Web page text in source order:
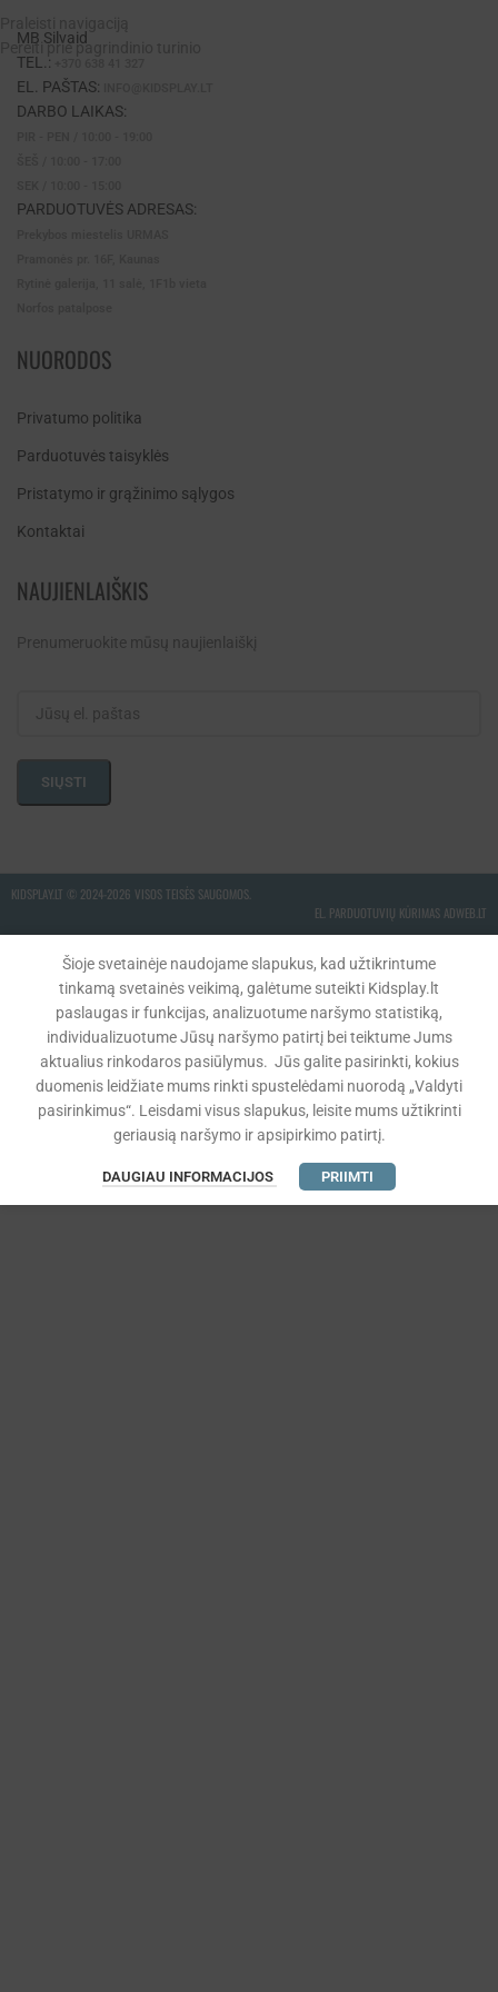
Pereiti prie pagrindinio turinio
MB Silvaid
TEL.:
EL. PAŠTAS:
DARBO LAIKAS:
PARDUOTUVĖS ADRESAS:
NUORODOS
Privatumo politika
Parduotuvės taisyklės
Pristatymo ir grąžinimo sąlygos
Kontaktai
NAUJIENLAIŠKIS
Prenumeruokite mūsų naujienlaiškį
KIDSPLAY.LT © 2024-2026 VISOS TEISĖS SAUGOMOS.
EL. PARDUOTUVIŲ KŪRIMAS ADWEB.LT
Šioje svetainėje naudojame slapukus, kad užtikrintume
tinkamą svetainės veikimą, galėtume suteikti Kidsplay.lt
paslaugas ir funkcijas, analizuotume naršymo statistiką,
individualizuotume Jūsų naršymo patirtį bei teiktume Jums
aktualius rinkodaros pasiūlymus. Jūs galite pasirinkti, kokius
duomenis leidžiate mums rinkti spustelėdami nuorodą „Valdyti
pasirinkimus“. Leisdami visus slapukus, leisite mums užtikrinti
geriausią naršymo ir apsipirkimo patirtį.
DAUGIAU INFORMACIJOS PRIIMTI